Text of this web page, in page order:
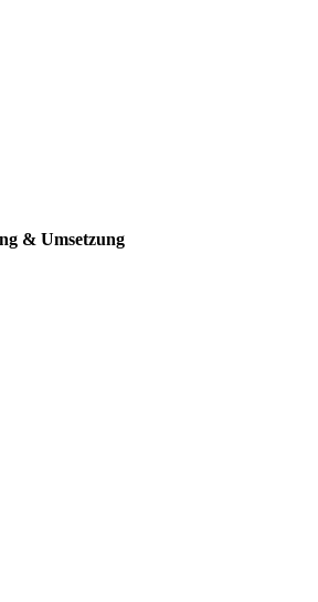
& Umsetzung